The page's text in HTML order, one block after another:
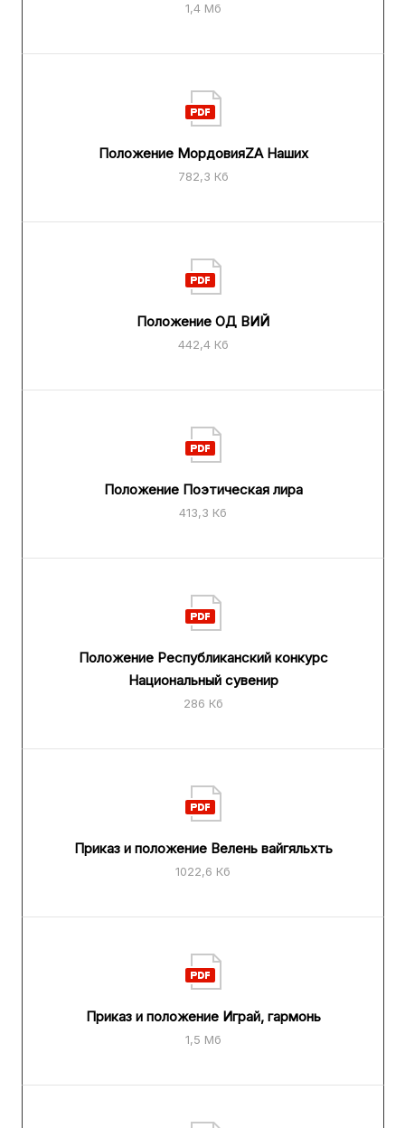
1,4 Мб
Положение МордовияZA Наших
782,3 Кб
Положение ОД ВИЙ
442,4 Кб
Положение Поэтическая лира
413,3 Кб
Положение Республиканский конкурс
Национальный сувенир
286 Кб
Приказ и положение Велень вайгяльхть
1022,6 Кб
Приказ и положение Играй, гармонь
1,5 Мб